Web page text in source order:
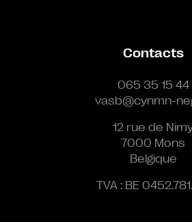
Contacts
065 35 15 44
vasb@cynmn-
12 rue de
7000 Mons
Belgique
TVA : BE